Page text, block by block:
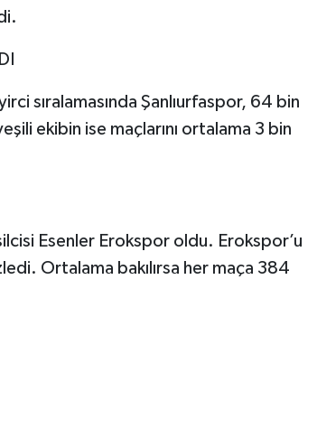
sıralamasında Şanlıurfaspor, 64 bin
ekibin ise maçlarını ortalama 3 bin
Esenler Erokspor oldu. Erokspor’u
Ortalama bakılırsa her maça 384